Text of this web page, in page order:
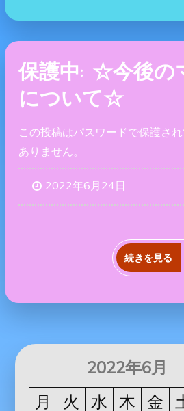
保護中: ☆今後の
について☆
この投稿はパスワードで保護さ
ありません。
2022年6月24日
続きを見る
2022年6月
月
火 水 木 金